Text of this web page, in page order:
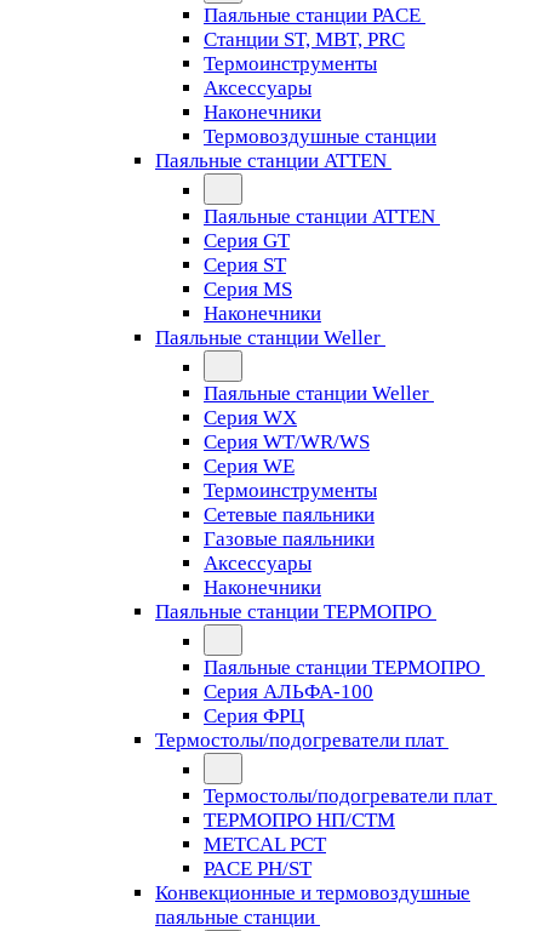
Паяльные станции PACE
Станции ST, MBT, PRC
Термоинструменты
Аксессуары
Наконечники
Термовоздушные станции
Паяльные станции ATTEN
Паяльные станции ATTEN
Серия GT
Серия ST
Серия MS
Наконечники
Паяльные станции Weller
Паяльные станции Weller
Серия WX
Серия WT/WR/WS
Серия WE
Термоинструменты
Сетевые паяльники
Газовые паяльники
Аксессуары
Наконечники
Паяльные станции ТЕРМОПРО
Паяльные станции ТЕРМОПРО
Серия АЛЬФА-100
Серия ФРЦ
Термостолы/подогреватели плат
Термостолы/подогреватели плат
ТЕРМОПРО НП/СТМ
METCAL PCT
PACE PH/ST
Конвекционные и термовоздушные
паяльные станции